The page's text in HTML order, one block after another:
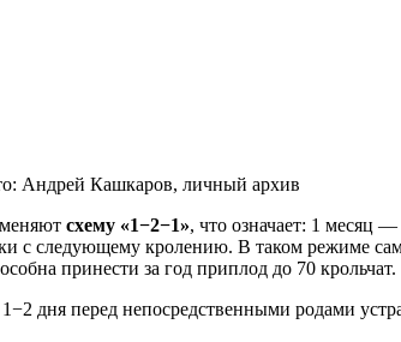
Андрей Кашкаров, личный архив
схему «1−2−1», что означает: 1 месяц
с следующему кролению. В таком режиме
принести за год приплод до 70 крольчат.
дня перед непосредственными родами